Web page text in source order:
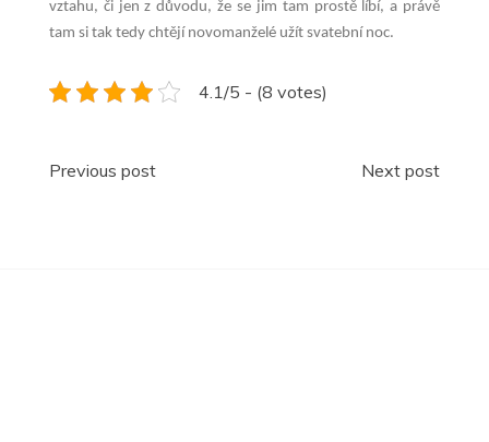
vztahu, či jen z důvodu, že se jim tam prostě líbí, a právě
tam si tak tedy chtějí novomanželé užít svatební noc.
4.1/5 - (8 votes)
Navigace
Previous post Next post